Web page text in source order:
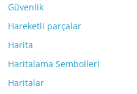
Güvenlik
Hareketli parçalar
Harita
Haritalama Sembolleri
Haritalar